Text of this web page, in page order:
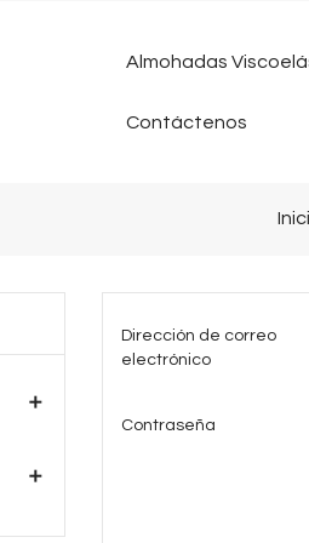
Almohadas
Contáctenos


Dirección de correo
electrónico
Contraseña